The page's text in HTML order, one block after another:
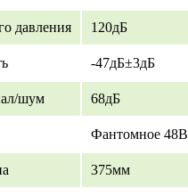
давления 120дБ
-47дБ±3дБ
шум 68дБ
Фантомное 48В
375мм